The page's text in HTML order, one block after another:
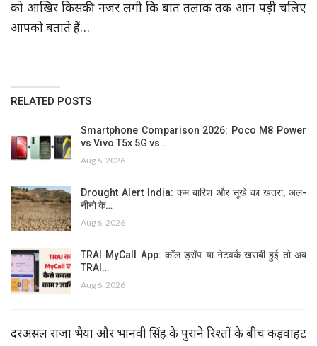
को आखिर किसकी नजर लगी कि बात तलाक तक आन पड़ी चलिए
आपको बताते हैं…
RELATED POSTS
Smartphone Comparison 2026: Poco M8 Power
vs Vivo T5x 5G vs…
Aug 6, 2026
Drought Alert India: कम बारिश और सूखे का खतरा, अल-
नीनो के…
Aug 6, 2026
TRAI MyCall App: कॉल ड्रॉप या नेटवर्क खराबी हुई तो अब
TRAI…
Aug 6, 2026
दरअसल राजा भैया और भानवी सिंह के पुराने रिश्तों के बीच कड़वाहट